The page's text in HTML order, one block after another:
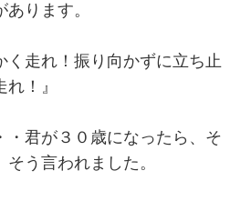
ります。
く走れ！振り向かずに立ち止
！』
・君が３０歳になったら、そ
う言われました。